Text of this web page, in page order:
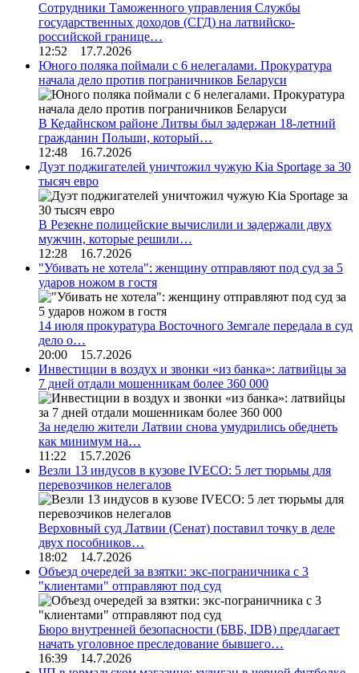
Сотрудники Таможенного управления Службы
государственных доходов (СГД) на латвийско-
российской границе…
12:52 17.7.2026
Юного поляка поймали с 6 нелегалами. Прокуратура
начала дело против пограничников Беларуси
В Кедайнском районе Литвы был задержан 18-летний
гражданин Польши, который…
12:48 16.7.2026
Дуэт поджигателей уничтожил чужую Kia Sportage за 30
тысяч евро
В Резекне полицейские вычислили и задержали двух
мужчин, которые решили…
12:28 16.7.2026
"Убивать не хотела": женщину отправляют под суд за 5
ударов ножом в гостя
14 июля прокуратура Восточного Земгале передала в суд
дело о…
20:00 15.7.2026
Инвестиции в воздух и звонки «из банка»: латвийцы за
7 дней отдали мошенникам более 360 000
За неделю жители Латвии снова умудрились обеднеть
как минимум на…
11:22 15.7.2026
Везли 13 индусов в кузове IVECO: 5 лет тюрьмы для
перевозчиков нелегалов
Верховный суд Латвии (Сенат) поставил точку в деле
двух пособников…
18:02 14.7.2026
Объезд очередей за взятки: экс-пограничника с 3
"клиентами" отправляют под суд
Бюро внутренней безопасности (БВБ, IDB) предлагает
начать уголовное преследование бывшего…
16:39 14.7.2026